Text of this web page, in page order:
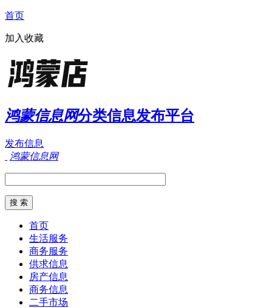
首页
加入收藏
鸿蒙信息网分类信息发布平台
发布信息
鸿蒙信息网
首页
生活服务
商务服务
供求信息
房产信息
商务信息
二手市场